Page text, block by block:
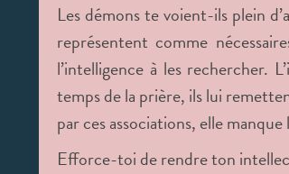
Les démons te voient-ils plein
représentent comme
l’intelligence à les rechercher.
temps de la prière, ils lui
par ces associations, elle
Efforce-toi de rendre ton